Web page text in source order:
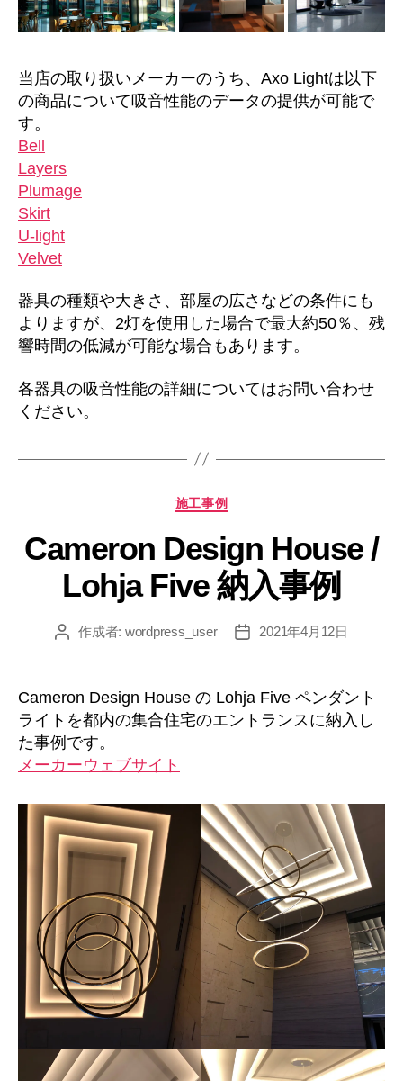
当店の取り扱いメーカーのうち、Axo Lightは以下
の商品について吸音性能のデータの提供が可能で
す。
Bell
Layers
Plumage
Skirt
U-light
Velvet
器具の種類や大きさ、部屋の広さなどの条件にも
よりますが、2灯を使用した場合で最大約50％、残
響時間の低減が可能な場合もあります。
各器具の吸音性能の詳細についてはお問い合わせ
ください。
カ
ゴ
リ
ー
施工事例
Cameron Design House /
Lohja Five 納入事例
投 作成者: wordpress_user
投
2021年4月12日
Cameron Design House の Lohja Five ペンダント
ライトを都内の集合住宅のエントランスに納入し
た事例です。
メーカーウェブサイト